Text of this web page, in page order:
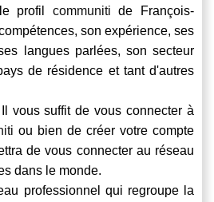
profil communiti de François-
son expérience, ses
langues parlées, son secteur
de résidence et tant d'autres
vous suffit de vous connecter à
ou bien de créer votre compte
de vous connecter au réseau
dans le monde.
professionnel qui regroupe la